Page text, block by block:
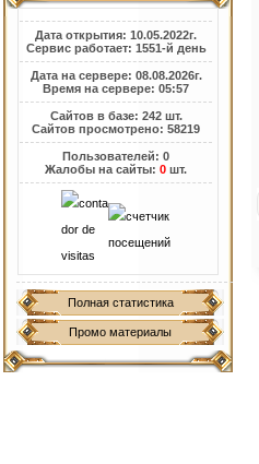
Дата открытия: 10.05.2022г.
Сервис работает: 1551-й день
Дата на сервере: 08.08.2026г.
Время на сервере: 05:57
Сайтов в базе: 242 шт.
Сайтов просмотрено: 58219
Пользователей: 0
Жалобы на сайты:0 шт.
Полная статистика
Промо материалы